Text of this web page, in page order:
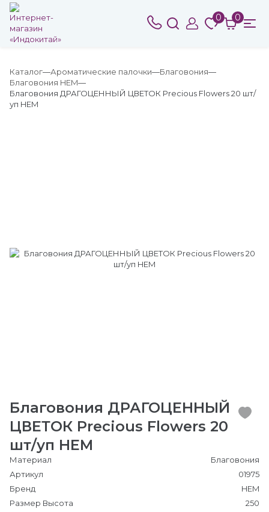
0 0
Каталог Ароматические палочки
Благовония
Благовония HEM
Благовония ДРАГОЦЕННЫЙ ЦВЕТОК Precious Flowers 20 шт/
уп HEM
Благовония ДРАГОЦЕННЫЙ
ЦВЕТОК Precious Flowers 20
шт/уп HEM
Материал
Благовония
Артикул
01975
Бренд
HEM
Размер Высота
250